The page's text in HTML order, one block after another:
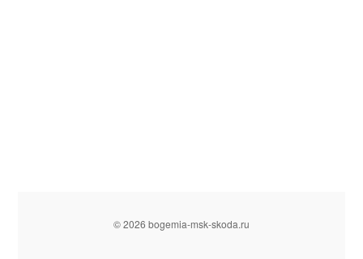
© 2026 bogemia-msk-skoda.ru